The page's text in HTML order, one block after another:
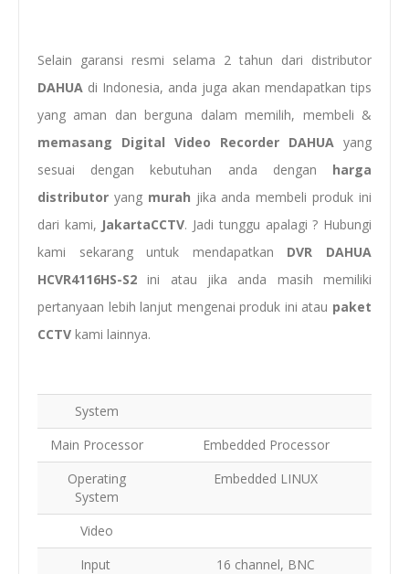
Selain garansi resmi selama 2 tahun dari distributor
DAHUA di Indonesia, anda juga akan mendapatkan tips
yang aman dan berguna dalam memilih, membeli &
memasang
Digital Video Recorder DAHUA yang
sesuai dengan kebutuhan anda dengan harga
distributor yang murah jika anda membeli produk ini
dari kami, JakartaCCTV. Jadi tunggu apalagi ? Hubungi
kami sekarang untuk mendapatkan DVR DAHUA
HCVR4116HS-S2 ini atau jika anda masih memiliki
pertanyaan lebih lanjut mengenai produk ini atau paket
CCTV kami lainnya.
System
Main Processor
Embedded Processor
Operating
System
Embedded LINUX
Video
Input
16 channel, BNC